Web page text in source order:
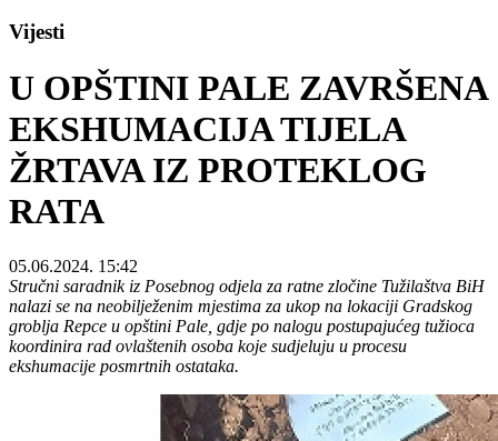
Vijesti
U OPŠTINI PALE ZAVRŠENA
EKSHUMACIJA TIJELA
ŽRTAVA IZ PROTEKLOG
RATA
05.06.2024. 15:42
Stručni saradnik iz Posebnog odjela za ratne zločine Tužilaštva BiH
nalazi se na neobilježenim mjestima za ukop na lokaciji Gradskog
groblja Repce u opštini Pale, gdje po nalogu postupajućeg tužioca
koordinira rad ovlaštenih osoba koje sudjeluju u procesu
ekshumacije posmrtnih ostataka.